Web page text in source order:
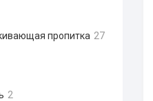
пропитка 27
2